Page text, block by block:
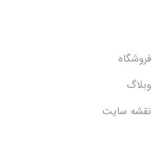
فروشگاه
وبلاگ
نقشه سایت